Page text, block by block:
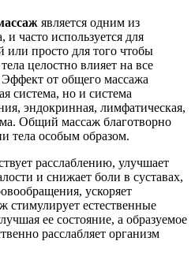
является одним из
часто используется для
или просто для того чтобы
целостно влияет на все
от общего массажа
система, но и система
эндокринная, лимфатическая,
Общий массаж благотворно
тела особым образом.
расслаблению, улучшает
и снижает боли в суставах,
ускоряет
естественные
ее состояние, а образуемое
расслабляет организм